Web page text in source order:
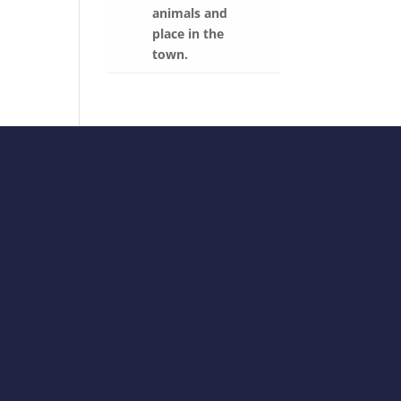
animals and
place in the
town.